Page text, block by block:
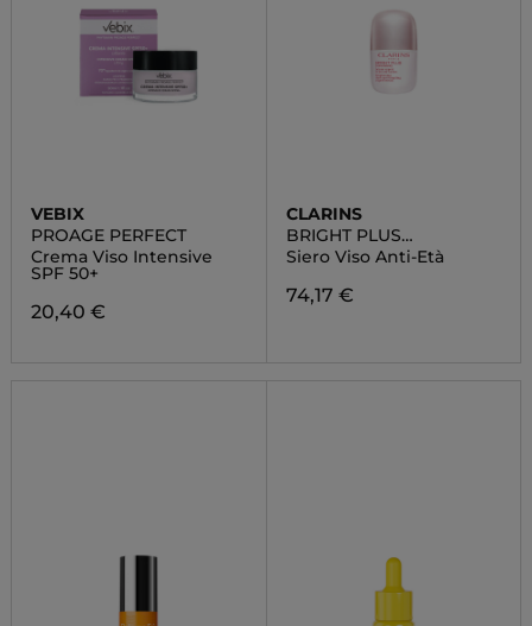
VEBIX
PROAGE PERFECT
Crema Viso Intensive
SPF 50+
20,40 €
CLARINS
BRIGHT PLUS
[ADVANCED]
Siero Viso Anti-Età
74,17 €